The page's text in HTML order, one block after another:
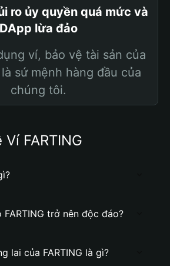
ro ủy quyền quá mức và
DApp lừa đảo
ví, bảo vệ tài sản của
sứ mệnh hàng đầu của
chúng tôi.
FARTING
trở nên độc đáo?
lai của FARTING là gì?